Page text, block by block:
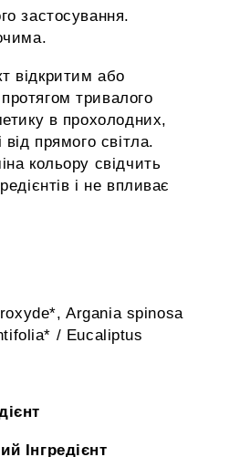
застосування.
відкритим або
тривалого
в прохолодних,
прямого світла.
кольору свідчить
і не впливає
Argania spinosa
/ Eucaliptus
Інгредієнт